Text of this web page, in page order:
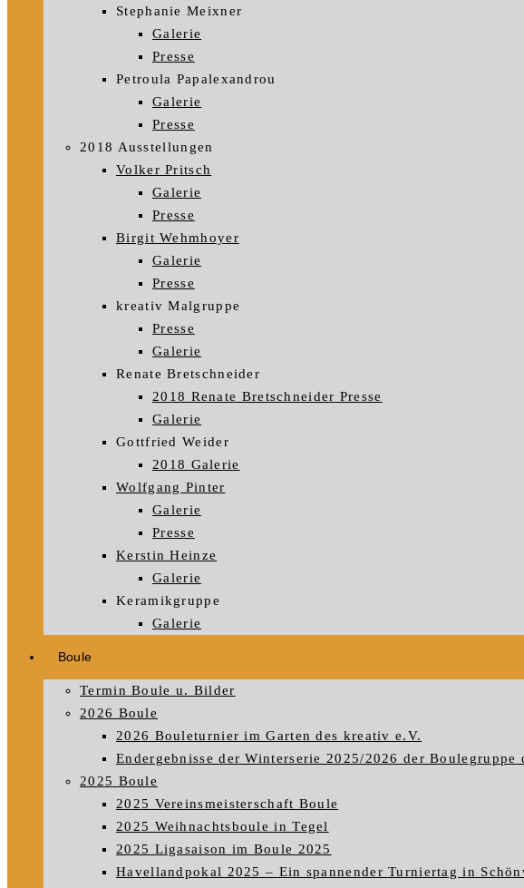
Stephanie Meixner
Galerie
Presse
Petroula Papalexandrou
Galerie
Presse
2018 Ausstellungen
Volker Pritsch
Galerie
Presse
Birgit Wehmhoyer
Galerie
Presse
kreativ Malgruppe
Presse
Galerie
Renate Bretschneider
2018 Renate Bretschneider Presse
Galerie
Gottfried Weider
2018 Galerie
Wolfgang Pinter
Galerie
Presse
Kerstin Heinze
Galerie
Keramikgruppe
Galerie
Boule
Termin Boule u. Bilder
2026 Boule
2026 Bouleturnier im Garten des kreativ e.V.
Endergebnisse der Winterserie 2025/2026 der Boulegruppe
2025 Boule
2025 Vereinsmeisterschaft Boule
2025 Weihnachtsboule in Tegel
2025 Ligasaison im Boule 2025
Havellandpokal 2025 – Ein spannender Turniertag in